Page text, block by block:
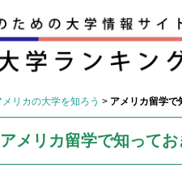
メリカの大学を知ろう > アメリカ留学で
アメリカ留学で知って